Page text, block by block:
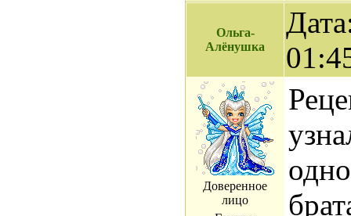
Ольга-
Алёнушка
Доверенное
лицо